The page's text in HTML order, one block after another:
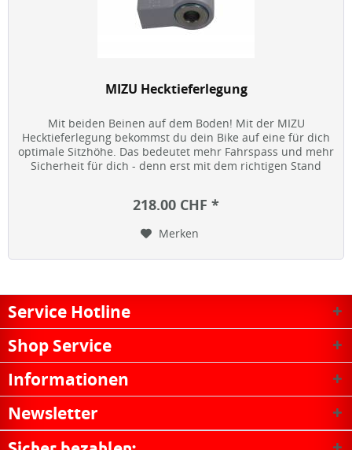
MIZU Hecktieferlegung
Mit beiden Beinen auf dem Boden! Mit der MIZU
Hecktieferlegung bekommst du dein Bike auf eine für dich
optimale Sitzhöhe. Das bedeutet mehr Fahrspass und mehr
Sicherheit für dich - denn erst mit dem richtigen Stand
218.00 CHF *
Merken
Service Hotline
Shop Service
Informationen
Newsletter